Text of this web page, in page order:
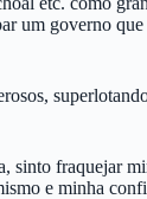
governo
fraquejar
e minha